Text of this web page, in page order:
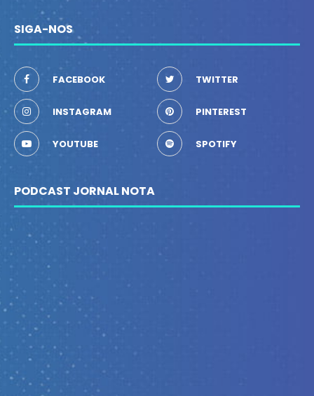
SIGA-NOS
FACEBOOK TWITTER
INSTAGRAM PINTEREST
YOUTUBE SPOTIFY
PODCAST JORNAL NOTA